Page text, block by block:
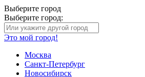
Выберите город
Выберите город:
Это мой город!
Москва
Санкт-Петербург
Новосибирск